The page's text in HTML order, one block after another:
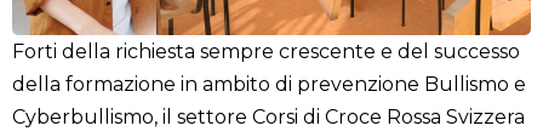
Forti della richiesta sempre crescente e del successo
della formazione in ambito di prevenzione Bullismo e
Cyberbullismo, il settore Corsi di Croce Rossa Svizzera